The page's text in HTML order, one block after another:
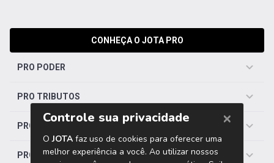
CONHEÇA O JOTA PRO
PRO PODER
PRO TRIBUTOS
PRO TRABALHISTA
PRO SAÚDE